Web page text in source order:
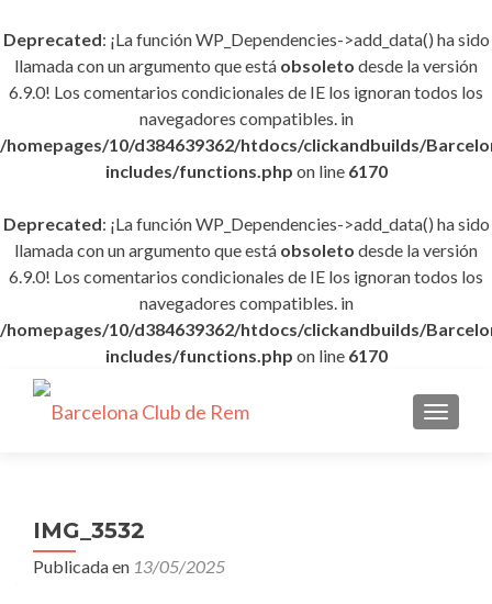
Deprecated: ¡La función WP_Dependencies->add_data() ha sido
llamada con un argumento que está obsoleto desde la versión
6.9.0! Los comentarios condicionales de IE los ignoran todos los
navegadores compatibles. in
/homepages/10/d384639362/htdocs/clickandbuilds/
includes/functions.php on line 6170
Deprecated: ¡La función WP_Dependencies->add_data() ha sido
llamada con un argumento que está obsoleto desde la versión
6.9.0! Los comentarios condicionales de IE los ignoran todos los
navegadores compatibles. in
/homepages/10/d384639362/htdocs/clickandbuilds/
includes/functions.php on line 6170
IMG_3532
Publicada en 13/05/2025